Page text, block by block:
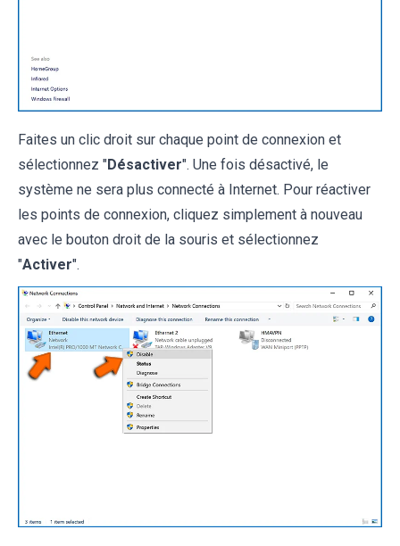
Faites un clic droit sur chaque point de connexion et
sélectionnez "Désactiver". Une fois désactivé, le
système ne sera plus connecté à Internet. Pour réactiver
les points de connexion, cliquez simplement à nouveau
avec le bouton droit de la souris et sélectionnez
"Activer".